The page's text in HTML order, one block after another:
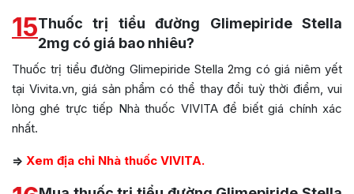
15Thuốc trị tiểu đường Glimepiride Stella
2mg có giá bao nhiêu?
Thuốc trị tiểu đường Glimepiride Stella 2mg có giá niêm yết
tại Vivita.vn, giá sản phẩm có thể thay đổi tuỳ thời điểm, vui
lòng ghé trực tiếp Nhà thuốc VIVITA để biết giá chính xác
nhất.
=> Xem địa chỉ Nhà thuốc VIVITA.